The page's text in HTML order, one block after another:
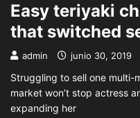
Easy teriyaki
that switched
admin junio 30, 2019
Struggling to sell one multi-
market won’t stop actress
expanding her